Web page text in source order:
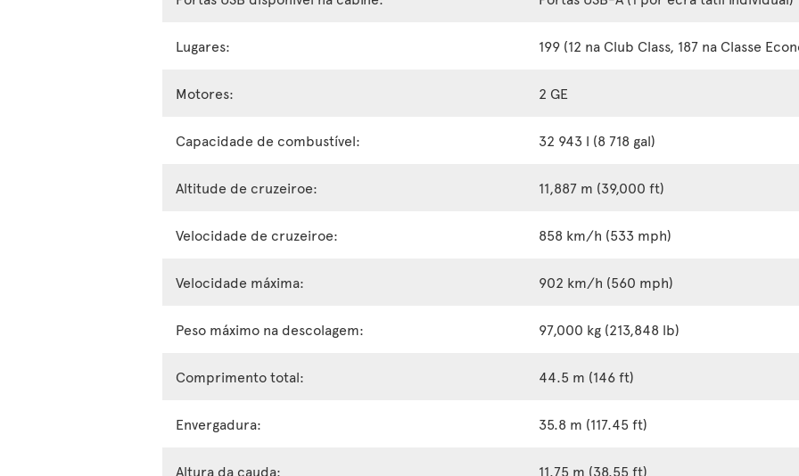
Lugares: 199 (12 na Club Class, 187 na Classe
Motores: 2 GE
Capacidade de combustível: 32 943 l (8 718 gal)
Altitude de cruzeiroe: 11,887 m (39,000 ft)
Velocidade de cruzeiroe: 858 km/h (533 mph)
Velocidade máxima: 902 km/h (560 mph)
Peso máximo na descolagem: 97,000 kg (213,848 lb)
Comprimento total: 44.5 m (146 ft)
Envergadura: 35.8 m (117.45 ft)
Altura da cauda: 11.75 m (38.55 ft)